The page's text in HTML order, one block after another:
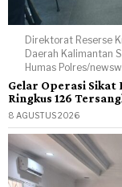
Direktorat Reserse
Daerah Kalimantan
Humas Polres/
Gelar Operasi Sikat
Ringkus 126
8 AGUSTUS 2026